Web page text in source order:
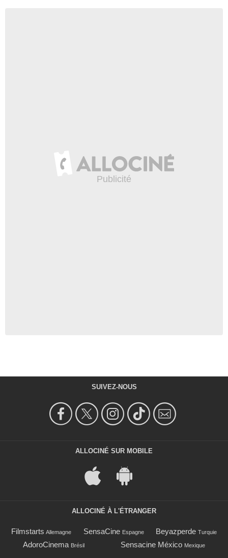
SUIVEZ-NOUS
ALLOCINÉ SUR MOBILE
ALLOCINÉ À L'ÉTRANGER
Filmstarts Allemagne SensaCine Espagne Beyazperde Turquie
AdoroCinema Brésil Sensacine México Mexique